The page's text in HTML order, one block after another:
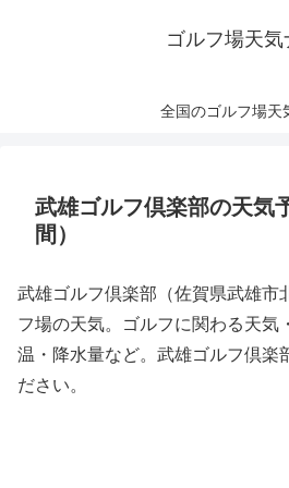
ゴルフ場天気
全国のゴルフ場天
武雄ゴルフ倶楽部の天気
間）
武雄ゴルフ倶楽部（佐賀県武雄市
フ場の天気。ゴルフに関わる天気
温・降水量など。武雄ゴルフ倶楽
ださい。